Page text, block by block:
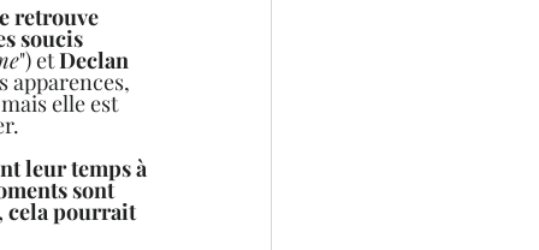
retrouve
soucis
") et Declan
apparences,
elle est
leur temps à
sont
cela pourrait